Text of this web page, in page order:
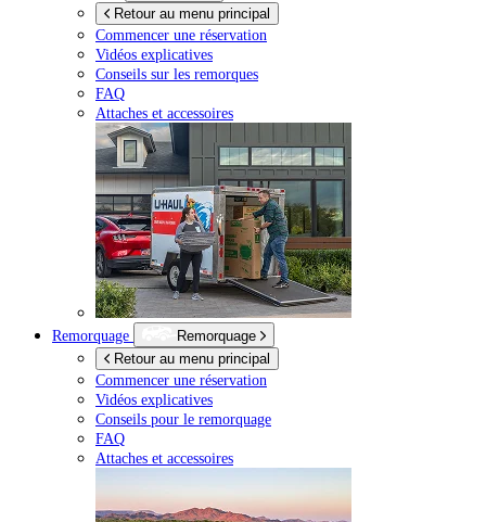
Retour au menu principal
Commencer une réservation
Vidéos explicatives
Conseils sur les remorques
FAQ
Attaches et accessoires
Remorquage
Remorquage
Retour au menu principal
Commencer une réservation
Vidéos explicatives
Conseils pour le remorquage
FAQ
Attaches et accessoires